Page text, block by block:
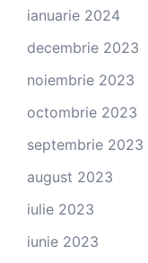
ianuarie 2024
decembrie 2023
noiembrie 2023
octombrie 2023
septembrie 2023
august 2023
iulie 2023
iunie 2023